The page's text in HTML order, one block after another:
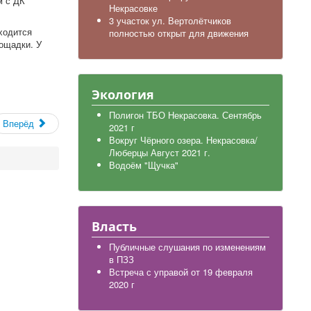
У
Вперёд
Некрасовке
3 участок ул. Вертолётчиков
полностью открыт для движения
Экология
Полигон ТБО Некрасовка. Сентябрь
2021 г
Вокруг Чёрного озера. Некрасовка/
Люберцы Август 2021 г.
Водоём "Щучка"
Власть
Публичные слушания по изменениям
в ПЗЗ
Встреча с управой от 19 февраля
2020 г